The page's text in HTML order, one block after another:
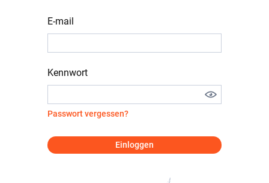
E-mail
Kennwort
Passwort vergessen?
Einloggen